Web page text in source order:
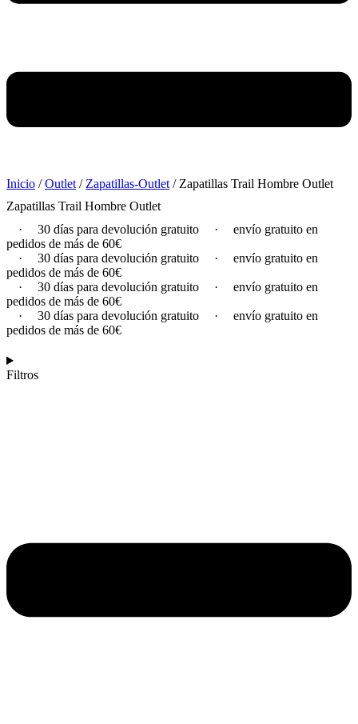
Inicio /Outlet / Zapatillas-Outlet / Zapatillas Trail Hombre Outlet
Zapatillas Trail Hombre Outlet
·
30 días para devolución gratuito ·
envío gratuito en
pedidos de más de 60€
·
30 días para devolución gratuito ·
envío gratuito en
pedidos de más de 60€
·
30 días para devolución gratuito ·
envío gratuito en
pedidos de más de 60€
·
30 días para devolución gratuito ·
envío gratuito en
pedidos de más de 60€
Filtros